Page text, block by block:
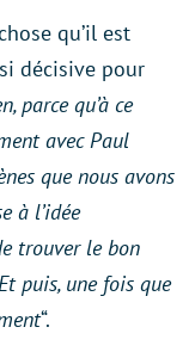
qu’il est
décisive pour
parce qu’à ce
avecPaul
que nous avons
à l’idée
trouver le bon
puis, une fois que
“.